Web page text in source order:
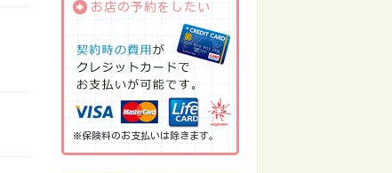
お店の予約をしたい
※保険料のお支払いは除きます。